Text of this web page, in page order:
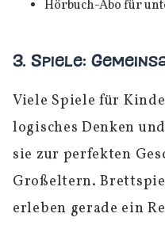
Hörbuch-Abo für
3. Spiele:
Viele Spiele für
logisches Denken
sie zur perfekten
Großeltern.
erleben gerade ein